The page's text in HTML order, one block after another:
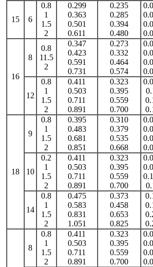
15 6
0.8
1
1.5
2
0.299
0.363
0.501
0.611
0.235
0.285
0.394
0.480
16
8
0.8
11.5
2
0.347
0.423
0.591
0.731
0.273
0.332
0.464
0.574
12
0.8
1
1.5
2
0.411
0.503
0.711
0.891
0.323
0.395
0.559
0.700
18
9
0.8
1
1.5
2
0.395
0.483
0.681
0.851
0.310
0.379
0.535
0.668
10
0.2
1
1.5
2
0.411
0.503
0.711
0.891
0.323
0.395
0.559
0.700
14
0.8
1
1.5
2
0.475
0.583
0.831
1.051
0.373
0.458
0.653
0.825
8
0.8
1
1.5
2
0.411
0.503
0.711
0.891
0.323
0.395
0.559
0.700